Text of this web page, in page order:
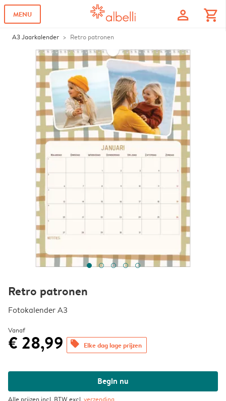
MENU profile shopping_cart
A3 Jaarkalender Retro patronen
Retro patronen
Fotokalender A3
Vanaf
€ 28,99 offers Elke dag lage prijzen
Begin nu
Alle prijzen incl. BTW excl.verzending